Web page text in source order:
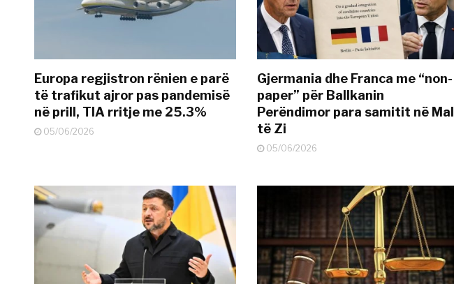
Europa regjistron rënien e parë
të trafikut ajror pas pandemisë
në prill, TIA rritje me 25.3%
05/06/2026
Gjermania dhe Franca me “non-
paper” për Ballkanin
Perëndimor para samitit në Mal
të Zi
05/06/2026